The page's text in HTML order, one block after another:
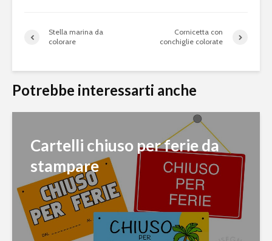
Stella marina da
colorare
Cornicetta con
conchiglie colorate
Potrebbe interessarti anche
Cartelli chiuso per ferie da
stampare